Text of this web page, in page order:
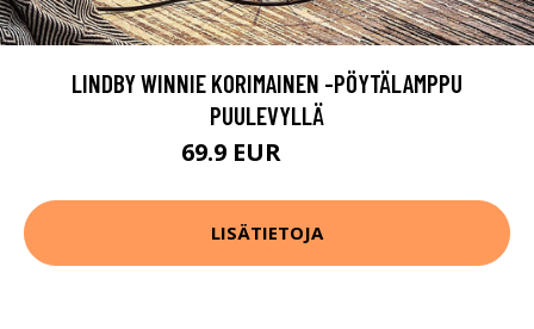
LINDBY WINNIE KORIMAINEN -PÖYTÄLAMPPU
PUULEVYLLÄ
69.9 EUR
LISÄTIETOJA